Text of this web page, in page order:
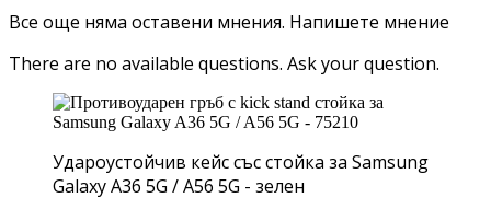
Все още няма оставени мнения. Напишете мнение
There are no available questions. Ask your question.
Удароустойчив кейс със стойка за Samsung
Galaxy A36 5G / A56 5G - зелен